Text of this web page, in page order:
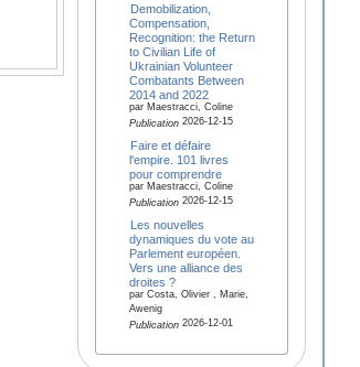
Demobilization,
Compensation,
Recognition: the Return
to Civilian Life of
Ukrainian Volunteer
Combatants Between
2014 and 2022
par Maestracci, Coline
Publication2026-12-15
Faire et défaire
l'empire. 101 livres
pour comprendre
par Maestracci, Coline
Publication2026-12-15
Les nouvelles
dynamiques du vote au
Parlement européen.
Vers une alliance des
droites ?
par Costa, Olivier , Marie,
Awenig
Publication2026-12-01